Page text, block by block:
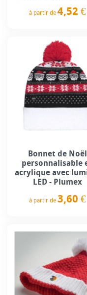
à partir de 4,52 €
Bonnet de Noël
personnalisable
acrylique avec
LED - Plumex
à partir de 3,60 €